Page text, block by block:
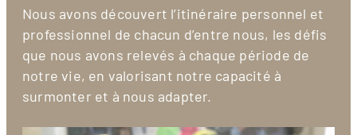
Nous avons découvert l’itinéraire personnel et
professionnel de chacun d’entre nous, les défis
que nous avons relevés à chaque période de
notre vie, en valorisant notre capacité à
surmonter et à nous adapter.